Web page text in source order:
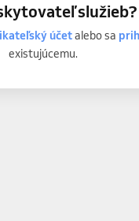
služieb?
účetalebo sa
existujúcemu.